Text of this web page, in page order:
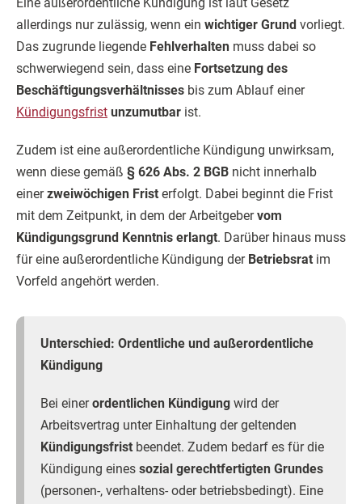
allerdings nur zulässig, wenn ein wichtiger Grund vorliegt.
Das zugrunde liegende Fehlverhalten muss dabei so
schwerwiegend sein, dass eine Fortsetzung des
Beschäftigungsverhältnisses bis zum Ablauf einer
Kündigungsfrist unzumutbar ist.
Zudem ist eine außerordentliche Kündigung unwirksam,
wenn diese gemäß § 626 Abs. 2 BGB nicht innerhalb
einerzweiwöchigen Frist erfolgt. Dabei beginnt die Frist
mit dem Zeitpunkt, in dem der Arbeitgebervom
Kündigungsgrund Kenntnis erlangt. Darüber hinaus muss
für eine außerordentliche Kündigung der Betriebsrat im
Vorfeld angehört werden.
Unterschied: Ordentliche und außerordentliche
Kündigung
Bei einerordentlichen Kündigung wird der
Arbeitsvertrag unter Einhaltung der geltenden
Kündigungsfrist beendet. Zudem bedarf es für die
Kündigung eines sozial gerechtfertigten Grundes
(personen-, verhaltens- oder betriebsbedingt). Eine